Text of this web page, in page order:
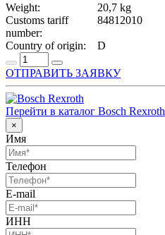
Weight:
20,7 kg
Customs tariff
number:
84812010
Country of origin: D
ОТПРАВИТЬ ЗАЯВКУ
Перейти в каталог Bosch Rexroth
×
Имя
Телефон
E-mail
ИНН